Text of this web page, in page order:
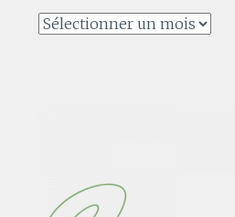
Archives